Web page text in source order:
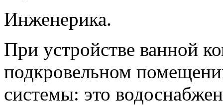
Инженерика.
При устройстве ванной
подкровельном
системы: это